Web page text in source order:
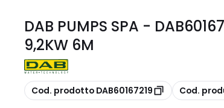
DAB PUMPS SPA -
9,2KW 6M
copia
Cod. prodotto DAB60167219 copia
Cod.